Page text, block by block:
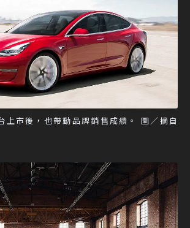
上市後，也帶動品牌銷售成績。 圖／摘自